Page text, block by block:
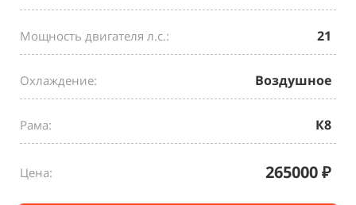
Мощность двигателя л.с.: 21
Охлаждение: Воздушное
Рама: К8
Цена: 265000₽